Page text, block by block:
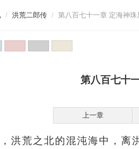
洪荒二郎传 第八百七十一章 定海神珠
第八百七十
上一章
洪荒之北的混沌海中，离